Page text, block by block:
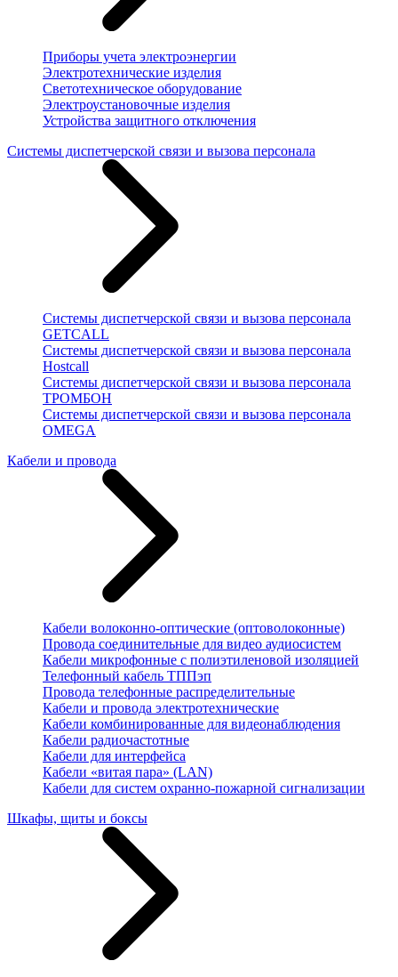
Приборы учета электроэнергии
Электротехнические изделия
Светотехническое оборудование
Электроустановочные изделия
Устройства защитного отключения
Системы диспетчерской связи и вызова персонала
Системы диспетчерской связи и вызова персонала
GETCALL
Системы диспетчерской связи и вызова персонала
Hostcall
Системы диспетчерской связи и вызова персонала
ТРОМБОН
Системы диспетчерской связи и вызова персонала
OMEGA
Кабели и провода
Кабели волоконно-оптические (оптоволоконные)
Провода соединительные для видео аудиосистем
Кабели микрофонные с полиэтиленовой изоляцией
Телефонный кабель ТППэп
Провода телефонные распределительные
Кабели и провода электротехнические
Кабели комбинированные для видеонаблюдения
Кабели радиочастотные
Кабели для интерфейса
Кабели «витая пара» (LAN)
Кабели для систем охранно-пожарной сигнализации
Шкафы, щиты и боксы